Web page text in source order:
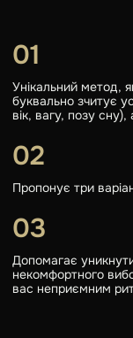
Унікальний метод,
буквально зчитує
вік, вагу, позу
Пропонує три
Допомагає
некомфортного
вас неприємним